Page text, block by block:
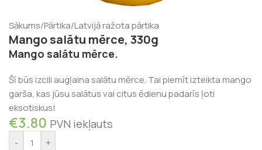
Sākums/Pārtika/Latvijā ražota pārtika
Mango salātu mērce, 330g
Mango salātu mērce.
Šī būs izcili augļaina salātu mērce. Tai piemīt izteikta mango
garša, kas jūsu salātus vai citus ēdienu padarīs ļoti
eksotiskus!
€3.80 PVN iekļauts
- +